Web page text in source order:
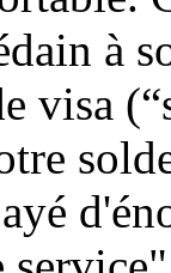
à
visa